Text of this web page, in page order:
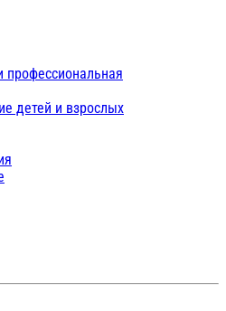
детей и взрослых